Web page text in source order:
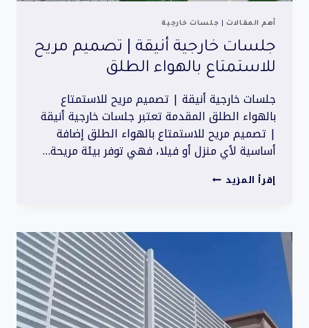
أهم المقالات جلسات خارجية
جلسات خارجية أنيقة | تصميم مريح
للاستمتاع بالهواء الطلق
جلسات خارجية أنيقة | تصميم مريح للاستمتاع
بالهواء الطلق المقدمة تعتبر جلسات خارجية أنيقة
| تصميم مريح للاستمتاع بالهواء الطلق إضافة
أساسية لأي منزل أو فيلا، فهي توفر بيئة مريحة…
إقرأ المزيد جلسات
تصميم